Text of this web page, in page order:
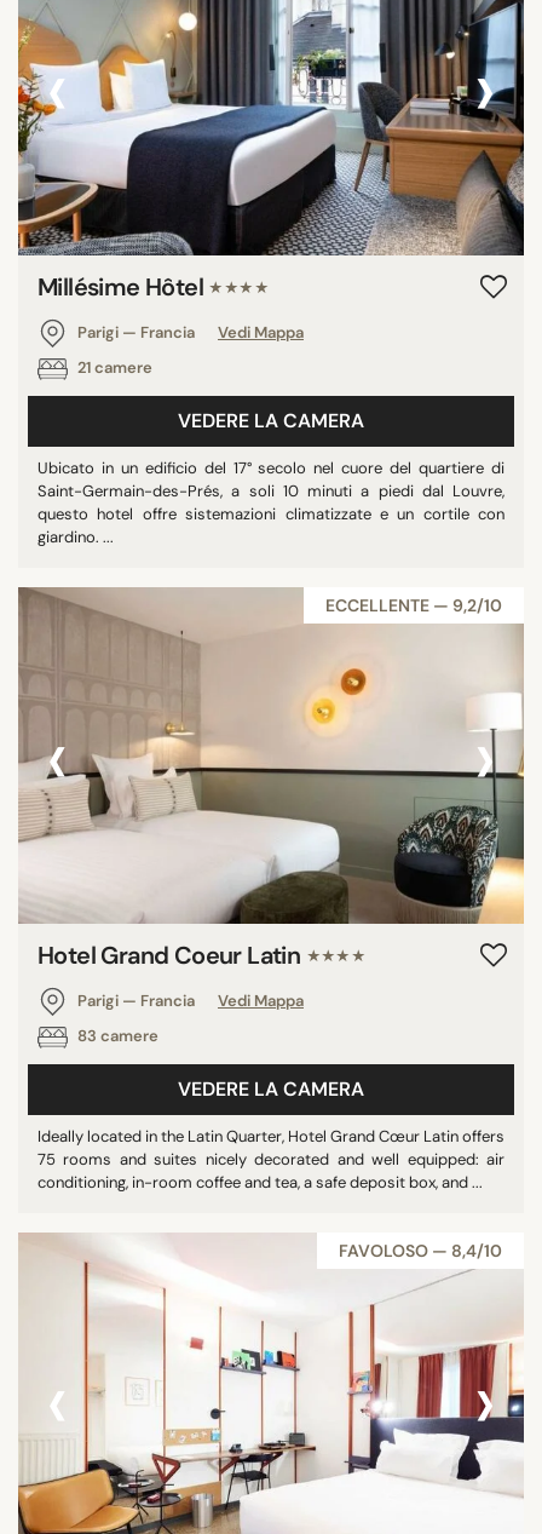
‹ ›
Millésime Hôtel ★★★★
Parigi — Francia
Vedi Mappa
21 camere
VEDERE LA CAMERA
Ubicato in un edificio del 17° secolo nel cuore del quartiere di
Saint-Germain-des-Prés, a soli 10 minuti a piedi dal Louvre,
questo hotel offre sistemazioni climatizzate e un cortile con
giardino. ...
ECCELLENTE — 9,2/10
‹ ›
Hotel Grand Coeur Latin ★★★★
Parigi — Francia
Vedi Mappa
83 camere
VEDERE LA CAMERA
Ideally located in the Latin Quarter, Hotel Grand Cœur Latin offers
75 rooms and suites nicely decorated and well equipped: air
conditioning, in-room coffee and tea, a safe deposit box, and ...
FAVOLOSO — 8,4/10
‹ ›